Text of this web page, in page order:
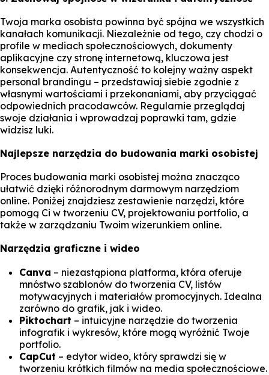
Twoja marka osobista powinna być spójna we wszystkich
kanałach komunikacji. Niezależnie od tego, czy chodzi o
profile w mediach społecznościowych, dokumenty
aplikacyjne czy stronę internetową, kluczowa jest
konsekwencja. Autentyczność to kolejny ważny aspekt
personal brandingu – przedstawiaj siebie zgodnie z
własnymi wartościami i przekonaniami, aby przyciągać
odpowiednich pracodawców. Regularnie przeglądaj
swoje działania i wprowadzaj poprawki tam, gdzie
widzisz luki.
Najlepsze narzędzia do budowania marki osobistej
Proces budowania marki osobistej można znacząco
ułatwić dzięki różnorodnym darmowym narzędziom
online. Poniżej znajdziesz zestawienie narzędzi, które
pomogą Ci w tworzeniu CV, projektowaniu portfolio, a
także w zarządzaniu Twoim wizerunkiem online.
Narzędzia graficzne i wideo
Canva – niezastąpiona platforma, która oferuje
mnóstwo szablonów do tworzenia CV, listów
motywacyjnych i materiałów promocyjnych. Idealna
zarówno do grafik, jak i wideo.
Piktochart – intuicyjne narzędzie do tworzenia
infografik i wykresów, które mogą wyróżnić Twoje
portfolio.
CapCut – edytor wideo, który sprawdzi się w
tworzeniu krótkich filmów na media społecznościowe.